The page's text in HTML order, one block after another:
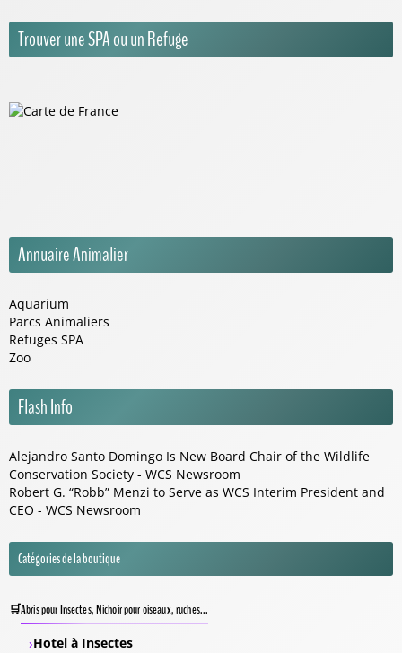
Trouver une SPA ou un Refuge
Annuaire Animalier
Aquarium
Parcs Animaliers
Refuges SPA
Zoo
Flash Info
Alejandro Santo Domingo Is New Board Chair of the Wildlife
Conservation Society - WCS Newsroom
Robert G. “Robb” Menzi to Serve as WCS Interim President and
CEO - WCS Newsroom
Catégories de la boutique
Abris pour Insectes, Nichoir pour oiseaux, ruches...
Hotel à Insectes